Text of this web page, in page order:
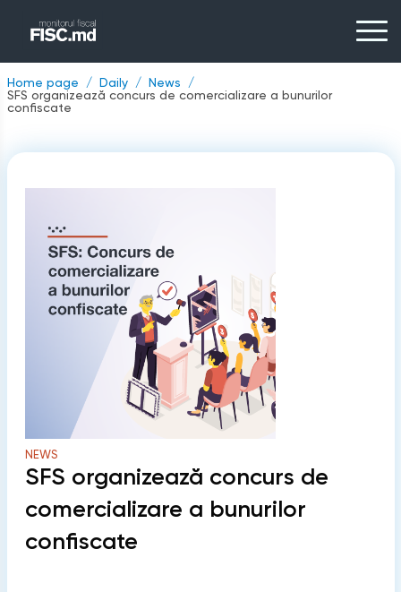
Home page Daily
News
SFS organizează concurs de comercializare a bunurilor
confiscate
NEWS
SFS organizează concurs de
comercializare a bunurilor
confiscate